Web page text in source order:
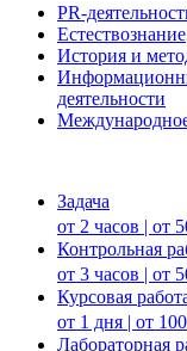
PR-
Естествознание
История и
деятельности
Задача
от 2 часов | от
Контрольная
от 3 часов | от
Курсовая
от 1 дня | от
Лабораторная